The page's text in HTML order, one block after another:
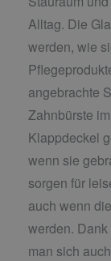
Alltag. Die
werden, wie
angebrachte
Zahnbürste
Klappdeckel
wenn sie
sorgen für
auch wenn
werden.
man sich